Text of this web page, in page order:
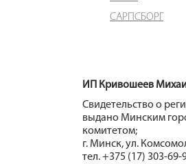
САРПСБОРГ
ИП Кривошеев
Свидетельство о
выдано Минским
комитетом;
г. Минск, ул.
тел. +375 (17) 303-69-